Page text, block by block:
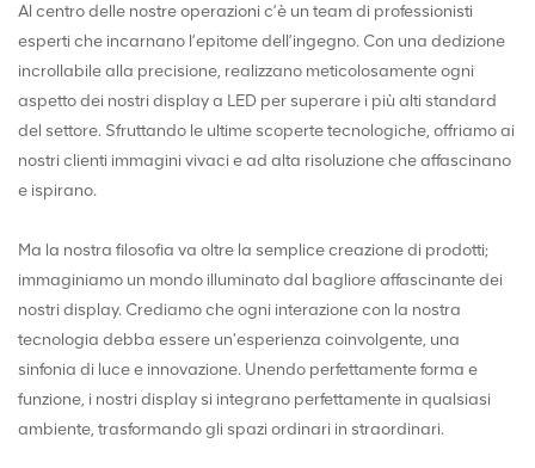
Al centro delle nostre operazioni c’è un team di professionisti
esperti che incarnano l’epitome dell’ingegno. Con una dedizione
incrollabile alla precisione, realizzano meticolosamente ogni
aspetto dei nostri display a LED per superare i più alti standard
del settore. Sfruttando le ultime scoperte tecnologiche, offriamo ai
nostri clienti immagini vivaci e ad alta risoluzione che affascinano
e ispirano.
Ma la nostra filosofia va oltre la semplice creazione di prodotti;
immaginiamo un mondo illuminato dal bagliore affascinante dei
nostri display. Crediamo che ogni interazione con la nostra
tecnologia debba essere un'esperienza coinvolgente, una
sinfonia di luce e innovazione. Unendo perfettamente forma e
funzione, i nostri display si integrano perfettamente in qualsiasi
ambiente, trasformando gli spazi ordinari in straordinari.